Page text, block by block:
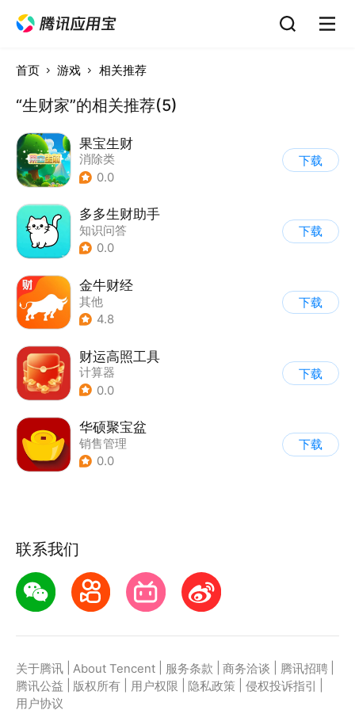
首页 游戏 相关推荐
“生财家”的相关推荐(5)
果宝生财
消除类
0.0
下载
多多生财助手
知识问答
0.0
下载
金牛财经
其他
4.8
下载
财运高照工具
计算器
0.0
下载
华硕聚宝盆
销售管理
0.0
下载
联系我们
关于腾讯 About Tencent 服务条款 商务洽谈 腾讯招聘
腾讯公益
版权所有 用户权限 隐私政策 侵权投诉指引
用户协议